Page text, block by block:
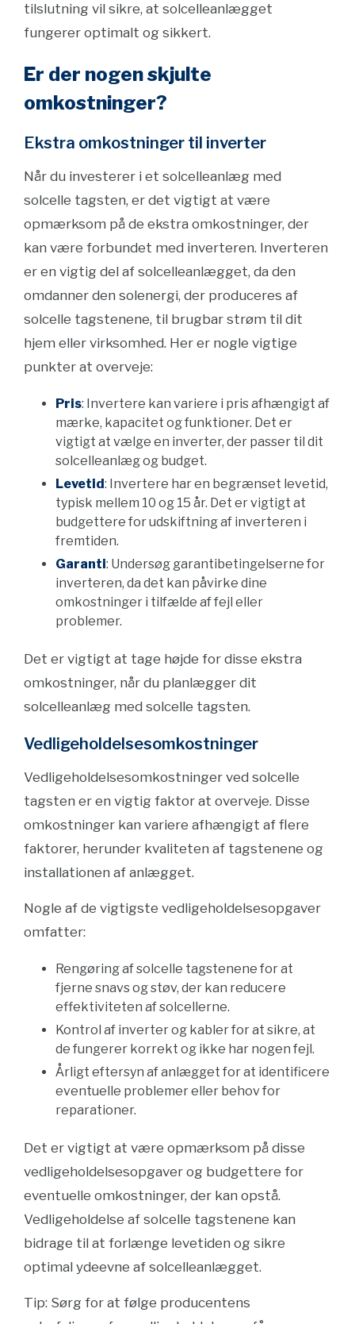
tilslutning vil sikre, at solcelleanlægget
fungerer optimalt og sikkert.
Er der nogen skjulte
omkostninger?
Ekstra omkostninger til inverter
Når du investerer i et solcelleanlæg med
solcelle tagsten, er det vigtigt at være
opmærksom på de ekstra omkostninger, der
kan være forbundet med inverteren. Inverteren
er en vigtig del af solcelleanlægget, da den
omdanner den solenergi, der produceres af
solcelle tagstenene, til brugbar strøm til dit
hjem eller virksomhed. Her er nogle vigtige
punkter at overveje:
Pris: Invertere kan variere i pris afhængigt af
mærke, kapacitet og funktioner. Det er
vigtigt at vælge en inverter, der passer til dit
solcelleanlæg og budget.
Levetid: Invertere har en begrænset levetid,
typisk mellem 10 og 15 år. Det er vigtigt at
budgettere for udskiftning af inverteren i
fremtiden.
Garanti: Undersøg garantibetingelserne for
inverteren, da det kan påvirke dine
omkostninger i tilfælde af fejl eller
problemer.
Det er vigtigt at tage højde for disse ekstra
omkostninger, når du planlægger dit
solcelleanlæg med solcelle tagsten.
Vedligeholdelsesomkostninger
Vedligeholdelsesomkostninger ved solcelle
tagsten er en vigtig faktor at overveje. Disse
omkostninger kan variere afhængigt af flere
faktorer, herunder kvaliteten af tagstenene og
installationen af anlægget.
Nogle af de vigtigste vedligeholdelsesopgaver
omfatter:
Rengøring af solcelle tagstenene for at
fjerne snavs og støv, der kan reducere
effektiviteten af solcellerne.
Kontrol af inverter og kabler for at sikre, at
de fungerer korrekt og ikke har nogen fejl.
Årligt eftersyn af anlægget for at identificere
eventuelle problemer eller behov for
reparationer.
Det er vigtigt at være opmærksom på disse
vedligeholdelsesopgaver og budgettere for
eventuelle omkostninger, der kan opstå.
Vedligeholdelse af solcelle tagstenene kan
bidrage til at forlænge levetiden og sikre
optimal ydeevne af solcelleanlægget.
Tip: Sørg for at følge producentens